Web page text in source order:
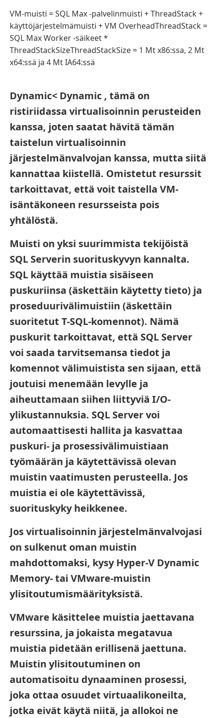
VM-muisti = SQL Max -palvelinmuisti + ThreadStack +
käyttöjärjestelmämuisti + VM OverheadThreadStack =
SQL Max Worker -säikeet *
ThreadStackSizeThreadStackSize = 1 Mt x86:ssa, 2 Mt
x64:ssä ja 4 Mt IA64:ssä
Dynamic< Dynamic , tämä on
ristiriidassa virtualisoinnin perusteiden
kanssa, joten saatat hävitä tämän
taistelun virtualisoinnin
järjestelmänvalvojan kanssa, mutta siitä
kannattaa kiistellä. Omistetut resurssit
tarkoittavat, että voit taistella VM-
isäntäkoneen resursseista pois
yhtälöstä.
Muisti on yksi suurimmista tekijöistä
SQL Serverin suorituskyvyn kannalta.
SQL käyttää muistia sisäiseen
puskuriinsa (äskettäin käytetty tieto) ja
proseduurivälimuistiin (äskettäin
suoritetut T-SQL-komennot). Nämä
puskurit tarkoittavat, että SQL Server
voi saada tarvitsemansa tiedot ja
komennot välimuistista sen sijaan, että
joutuisi menemään levylle ja
aiheuttamaan siihen liittyviä I/O-
ylikustannuksia. SQL Server voi
automaattisesti hallita ja kasvattaa
puskuri- ja prosessivälimuistiaan
työmäärän ja käytettävissä olevan
muistin vaatimusten perusteella. Jos
muistia ei ole käytettävissä,
suorituskyky heikkenee.
Jos virtualisoinnin järjestelmänvalvojasi
on sulkenut oman muistin
mahdottomaksi, kysy Hyper-V Dynamic
Memory- tai VMware-muistin
ylisitoutumismäärityksistä.
VMware käsittelee muistia jaettavana
resurssina, ja jokaista megatavua
muistia pidetään erillisenä jaettuna.
Muistin ylisitoutuminen on
automatisoitu dynaaminen prosessi,
joka ottaa osuudet virtuaalikoneilta,
jotka eivät käytä niitä, ja allokoi ne